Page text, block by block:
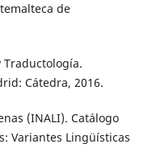
de
Cátedra, 2016.
(INALI). Catálogo
Variantes Lingüísticas